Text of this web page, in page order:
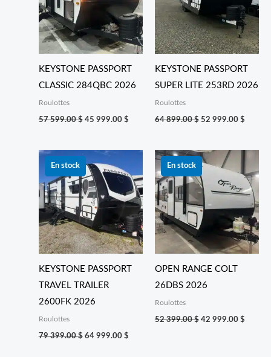
KEYSTONE PASSPORT
CLASSIC 284QBC 2026
Roulottes
57 599.00$ 45 999.00 $
KEYSTONE PASSPORT
SUPER LITE 253RD 2026
Roulottes
64 899.00$ 52 999.00 $
En stock
KEYSTONE PASSPORT
TRAVEL TRAILER
2600FK 2026
Roulottes
79 399.00$
Le
prix
initial
était :
79 399.00 $.
64 999.00 $
actuel
est :
64 999.00 $.
En stock
OPEN RANGE COLT
26DBS 2026
Roulottes
52 399.00$
Le
prix
initial
était :
52 399.00 $.
42 999.00 $
Le
actuel
est :
42